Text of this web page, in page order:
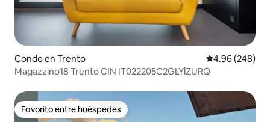
Condo en Trento Calificación
4.96 (248)
Magazzino18 Trento CIN IT022205C2GLYlZURQ
Favorito entre huéspedes
Favorito entre huéspedes